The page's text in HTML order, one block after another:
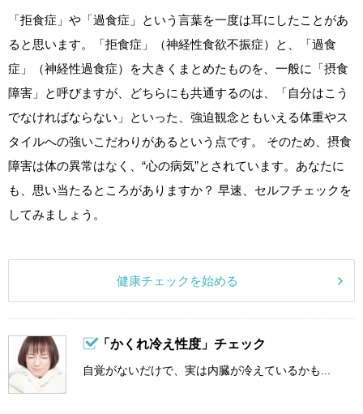
「拒食症」や「過食症」という言葉を一度は耳にしたことがあ
ると思います。「拒食症」（神経性食欲不振症）と、「過食
症」（神経性過食症）を大きくまとめたものを、一般に「摂食
障害」と呼びますが、どちらにも共通するのは、「自分はこう
でなければならない」といった、強迫観念ともいえる体重やス
タイルへの強いこだわりがあるという点です。 そのため、摂食
障害は体の異常はなく、“心の病気”とされています。あなたに
も、思い当たるところがありますか？ 早速、セルフチェックを
してみましょう。
健康チェックを始める
「かくれ冷え性度」チェック
自覚がないだけで、実は内臓が冷えているかも...